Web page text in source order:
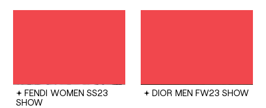
FENDI WOMEN SS23
SHOW
DIOR MEN FW23 SHOW